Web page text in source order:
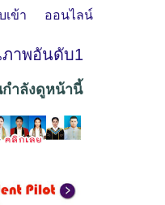
เข้า ออนไลน์
าพอันดับ1
กำลังดูหน้านี้